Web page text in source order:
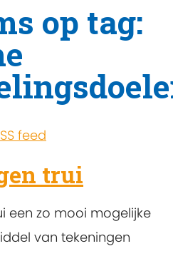
op tag:
feed
trui
een zo mooi mogelijke
van tekeningen